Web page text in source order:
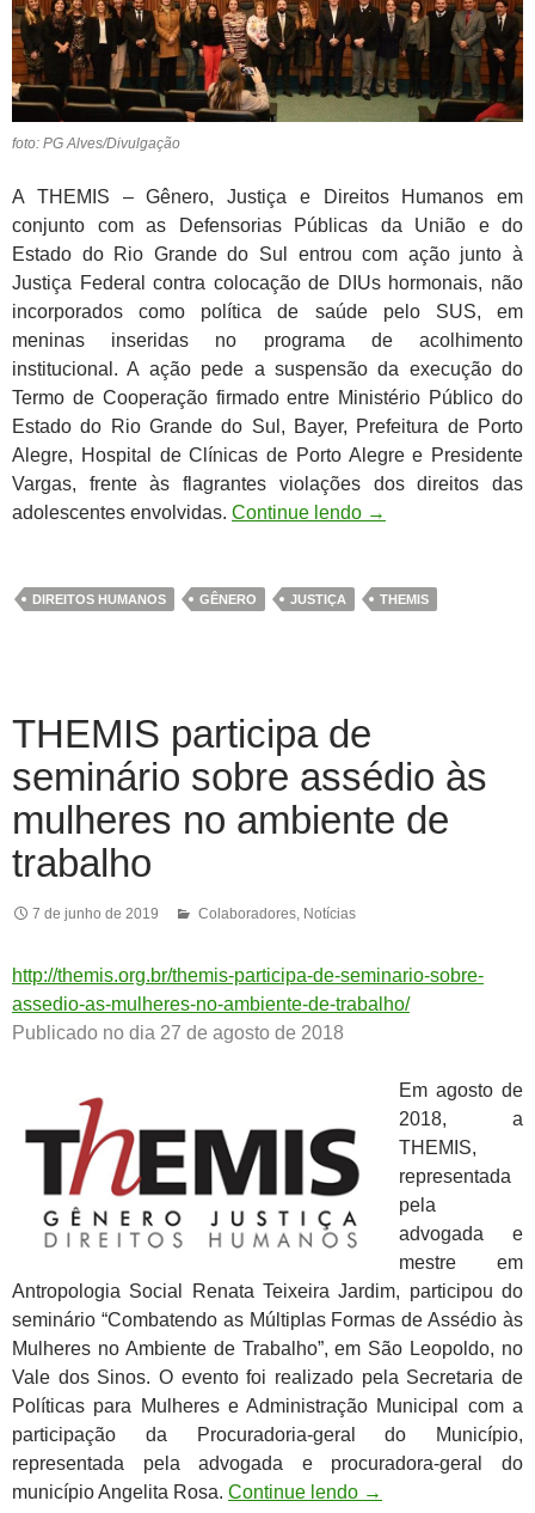
foto: PG Alves/Divulgação
A THEMIS – Gênero, Justiça e Direitos Humanos em
conjunto com as Defensorias Públicas da União e do
Estado do Rio Grande do Sul entrou com ação junto à
Justiça Federal contra colocação de DIUs hormonais, não
incorporados como política de saúde pelo SUS, em
meninas inseridas no programa de acolhimento
institucional. A ação pede a suspensão da execução do
Termo de Cooperação firmado entre Ministério Público do
Estado do Rio Grande do Sul, Bayer, Prefeitura de Porto
Alegre, Hospital de Clínicas de Porto Alegre e Presidente
Vargas, frente às flagrantes violações dos direitos das
adolescentes envolvidas. Continue lendo →
DIREITOS HUMANOS GÊNERO JUSTIÇA THEMIS
THEMIS participa de
seminário sobre assédio às
mulheres no ambiente de
trabalho
7 de junho de 2019 Colaboradores, Notícias
http://themis.org.br/themis-participa-de-seminario-sobre-
assedio-as-mulheres-no-ambiente-de-trabalho/
Publicado no dia 27 de agosto de 2018
Em agosto de
2018, a
THEMIS,
representada
pela
advogada e
mestre em
Antropologia Social Renata Teixeira Jardim, participou do
seminário “Combatendo as Múltiplas Formas de Assédio às
Mulheres no Ambiente de Trabalho”, em São Leopoldo, no
Vale dos Sinos. O evento foi realizado pela Secretaria de
Políticas para Mulheres e Administração Municipal com a
participação da Procuradoria-geral do Município,
representada pela advogada e procuradora-geral do
município Angelita Rosa. Continue lendo →